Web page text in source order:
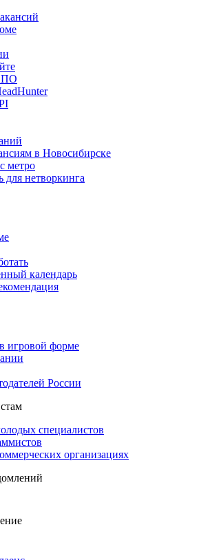
ПО
в Новосибирске
метро
для нетворкинга
календарь
игровой форме
России
специалистов
организациях